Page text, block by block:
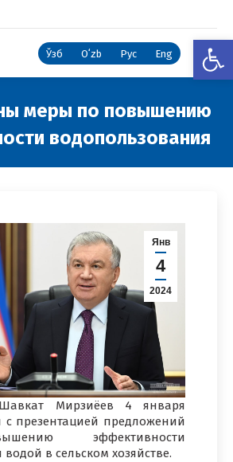
Ўзб Oʻzb Рус Eng
меры по повышению
водопользования
Янв
4
2024
Мирзиёев 4 января
с презентацией предложений
эффективности
в сельском хозяйстве.